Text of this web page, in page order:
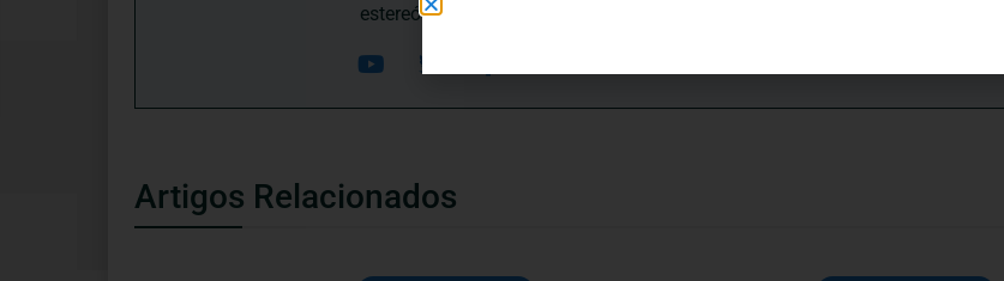
estereótipos negativos relativamente à idade e ao envelhecimento.
Artigos Relacionados